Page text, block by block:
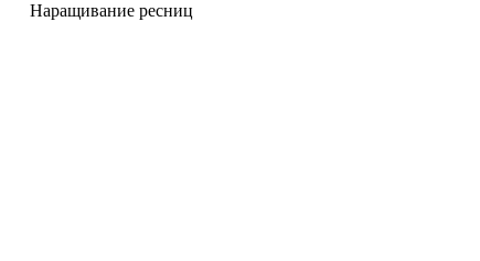
Наращивание ресниц